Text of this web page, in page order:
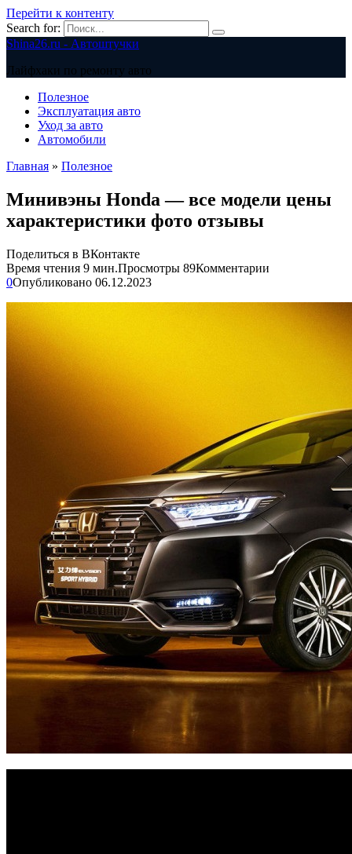
Перейти к контенту
Search for:
Shina26.ru - Автоштучки
Лайфхаки по ремонту авто
Полезное
Эксплуатация авто
Уход за авто
Автомобили
Главная » Полезное
Минивэны Honda — все модели цены
характеристики фото отзывы
Поделиться в ВКонтакте
Время чтения 9 мин.Просмотры 89Комментарии
0Опубликовано 06.12.2023